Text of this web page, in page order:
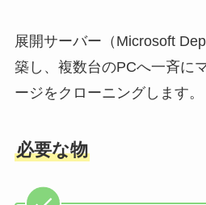
展開サーバー（Microsoft
築し、複数台のPCへ一斉に
ージをクローニングします。
必要な物